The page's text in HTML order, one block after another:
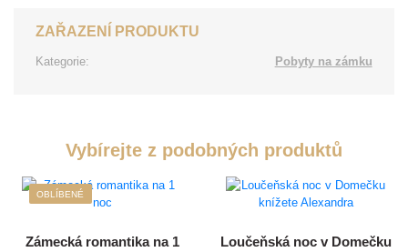
ZAŘAZENÍ PRODUKTU
Kategorie: Pobyty na zámku
Vybírejte z podobných produktů
OBLÍBENÉ
Zámecká romantika na 1
Loučeňská noc v Domečku